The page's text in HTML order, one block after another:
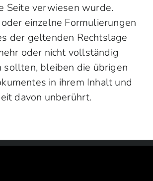
Seite verwiesen wurde.
einzelne Formulierungen
der geltenden Rechtslage
oder nicht vollständig
sollten, bleiben die übrigen
in ihrem Inhalt und
davon unberührt.